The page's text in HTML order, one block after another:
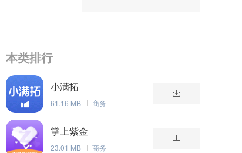
本类排行
小满拓
61.16 MB 商务
掌上紫金
23.01 MB 商务